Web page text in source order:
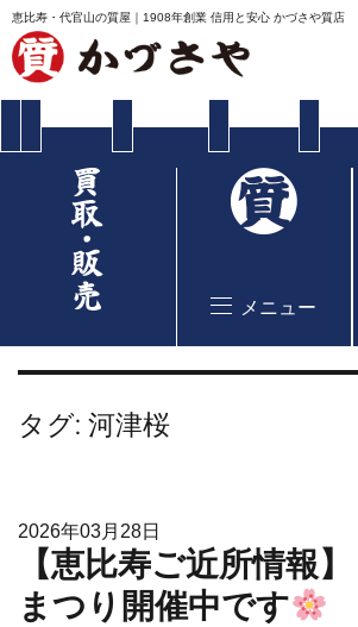
恵比寿・代官山の質屋｜1908年創業 信用と安心 かづさや質店
メニュー
タグ: 河津桜
2026年03月28日
【恵比寿ご近所情報
まつり開催中です